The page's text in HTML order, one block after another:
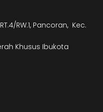
RW.1, Pancoran, Kec.
Khusus Ibukota